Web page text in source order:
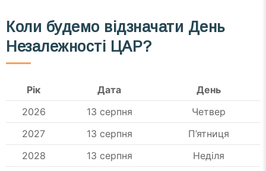
Коли будемо відзначати День
Незалежності ЦАР?
Рік Дата
День
2026
13 серпня
Четвер
2027
13 серпня
П’ятниця
2028
13 серпня
Неділя